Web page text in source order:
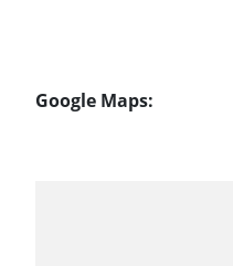
Google Maps: